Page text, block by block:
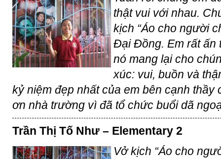
thật vui với nhau.
kịch “Áo cho người
Đại Đồng. Em rất ấn
nó mang lại cho
xúc: vui, buồn và
kỷ niệm đẹp nhất của em bên cạnh thầy
ơn nhà trường vì đã tổ chức buổi dã
Trần Thị Tố Như – Elementary 2
Vở kịch “Áo cho